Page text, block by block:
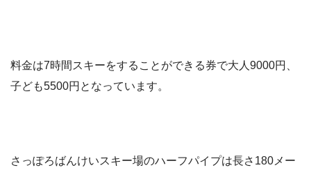
料金は7時間スキーをすることができる券で大人9000円、
子ども5500円となっています。
さっぽろばんけいスキー場のハーフパイプは長さ180メー